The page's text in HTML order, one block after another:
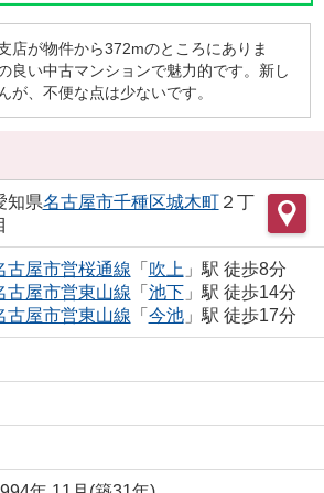
店が物件から372mのところにありま
良い中古マンションで魅力的です。新し
が、不便な点は少ないです。
知県名古屋市千種区城木町２丁
古屋市営桜通線 「 吹上 」駅 徒歩8分
古屋市営東山線 「 池下」駅 徒歩14分
古屋市営東山線 「 今池」駅 徒歩17分